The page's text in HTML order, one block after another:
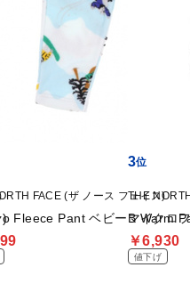
)
FACE (ザ ノース フェイス)
Fleece Pant ベビーマイクロ
3
THE
B Warm
￥6,930
値下げ